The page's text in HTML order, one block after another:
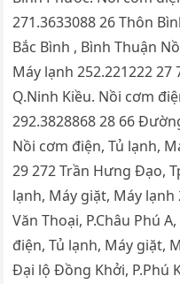
271.3633088 26 Thôn
Bắc Bình , Bình Thuận
Máy lạnh 252.221222 27
Q.Ninh Kiều. Nồi cơm
292.3828868 28 66
Nồi cơm điện, Tủ lạnh,
29 272 Trần Hưng Đạo,
lạnh, Máy giặt, Máy lạnh
Văn Thoại, P.Châu Phú
điện, Tủ lạnh, Máy giặt,
Đại lộ Đồng Khởi, P.Phú